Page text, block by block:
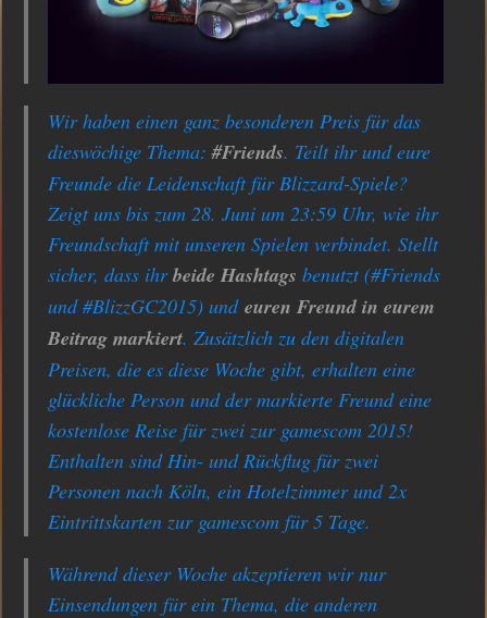
Wir haben einen ganz besonderen Preis für das
dieswöchige Thema:#Friends. Teilt ihr und eure
Freunde die Leidenschaft für Blizzard-Spiele?
Zeigt uns bis zum 28. Juni um 23:59 Uhr, wie ihr
Freundschaft mit unseren Spielen verbindet. Stellt
sicher, dass ihrbeide Hashtags benutzt (#Friends
und #BlizzGC2015) undeuren Freund in eurem
Beitrag markiert. Zusätzlich zu den digitalen
Preisen, die es diese Woche gibt, erhalten eine
glückliche Person und der markierte Freund eine
kostenlose Reise für zwei zur gamescom 2015!
Enthalten sind Hin- und Rückflug für zwei
Personen nach Köln, ein Hotelzimmer und 2x
Eintrittskarten zur gamescom für 5 Tage.
Während dieser Woche akzeptieren wir nur
Einsendungen für ein Thema, die anderen